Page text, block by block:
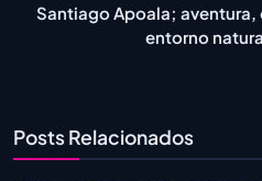
Santiago Apoala; aventura,
entorno
Posts Relacionados